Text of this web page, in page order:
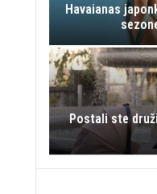
Havaianas
Postali ste